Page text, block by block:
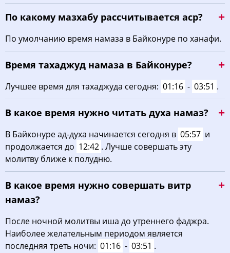
По какому мазхабу рассчитывается аср?
По умолчанию время намаза в Байконуре по ханафи.
Время тахаджуд намаза в Байконуре?
Лучшее время для тахаджуда сегодня: 01:16 - 03:51 .
В какое время нужно читать духа намаз?
В Байконуре ад-духа начинается сегодня в 05:57 и
продолжается до 12:42 . Лучше совершать эту
молитву ближе к полудню.
В какое время нужно совершать витр
намаз?
После ночной молитвы иша до утреннего фаджра.
Наиболее желательным периодом является
последняя треть ночи: 01:16 - 03:51 .